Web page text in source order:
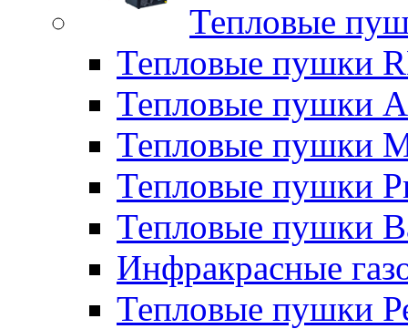
Тепловые
Тепловые пушки
Тепловые пушки
Тепловые пушки
Тепловые пушки
Тепловые пушки
Инфракрасные
Тепловые пушки